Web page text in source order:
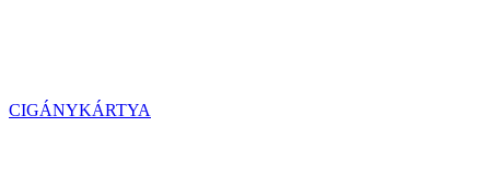
CIGÁNYKÁRTYA